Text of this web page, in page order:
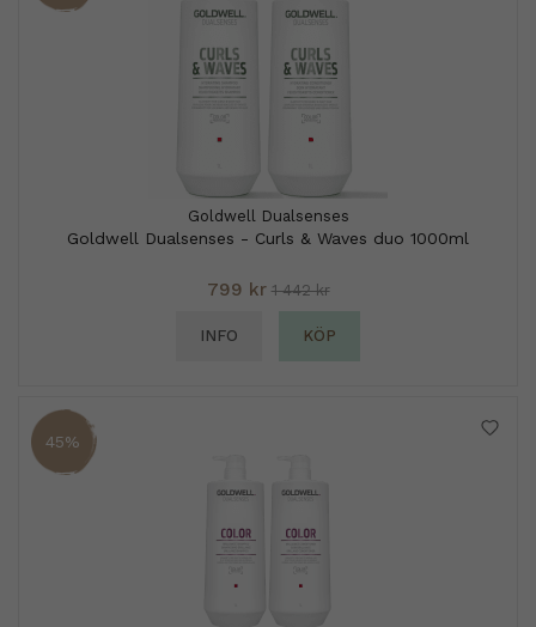
Goldwell Dualsenses
Goldwell Dualsenses - Curls & Waves duo 1000ml
799 kr 1 442 kr
INFO KÖP
45%